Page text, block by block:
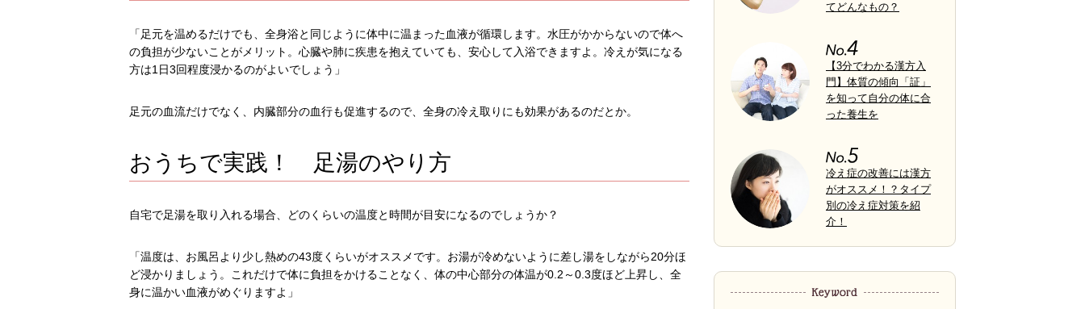
「足元を温めるだけでも、全身浴と同じように体中に温まった血液が循環します。水圧がかからないので体へ
の負担が少ないことがメリット。心臓や肺に疾患を抱えていても、安心して入浴できますよ。冷えが気になる
方は1日3回程度浸かるのがよいでしょう」
足元の血流だけでなく、内臓部分の血行も促進するので、全身の冷え取りにも効果があるのだとか。
おうちで実践！ 足湯のやり方
自宅で足湯を取り入れる場合、どのくらいの温度と時間が目安になるのでしょうか？
「温度は、お風呂より少し熱めの43度くらいがオススメです。お湯が冷めないように差し湯をしながら20分ほ
ど浸かりましょう。これだけで体に負担をかけることなく、体の中心部分の体温が0.2～0.3度ほど上昇し、全
身に温かい血液がめぐりますよ」
てどんなもの？
【3分でわかる漢方入
門】体質の傾向「証」
を知って自分の体に合
った養生を
冷え症の改善には漢方
がオススメ！？タイプ
別の冷え症対策を紹
介！